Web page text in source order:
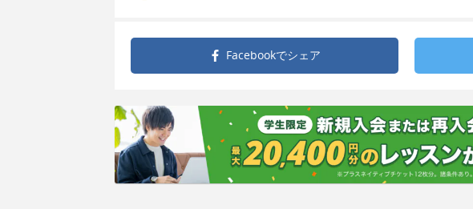
Facebookでシェア